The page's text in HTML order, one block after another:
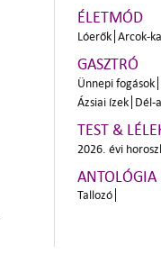
ÉLETMÓD
Lóerők Arcok-
GASZTRÓ
Ünnepi fogások
Ázsiai ízek Dél-
TEST &
2026. évi
ANTOLÓGIA
Tallozó